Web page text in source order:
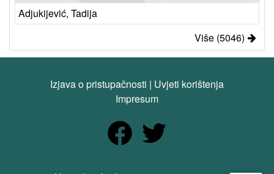
Adjukijević, Tadija
Više (5046)
Izjava o pristupačnosti | Uvjeti korištenja
Impresum